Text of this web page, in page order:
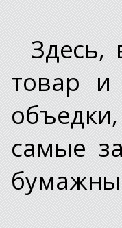
Здесь,
товар и
самые